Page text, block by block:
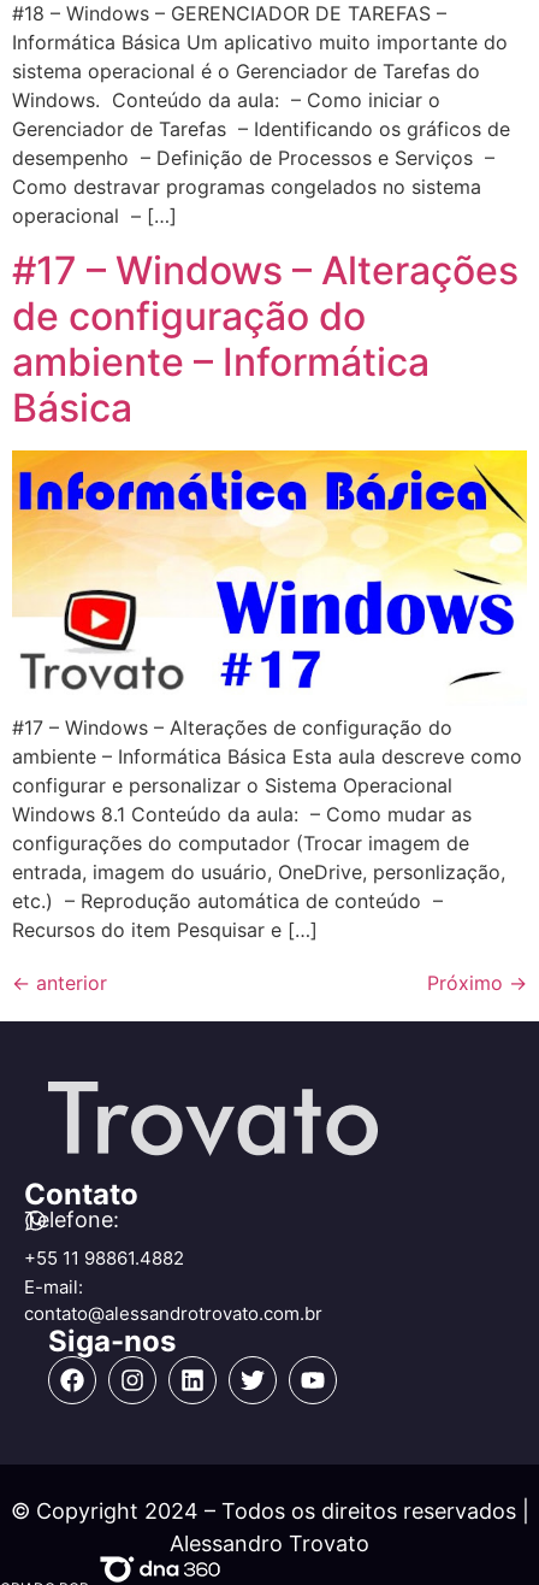
#18 – Windows – GERENCIADOR DE TAREFAS –
Informática Básica Um aplicativo muito importante do
sistema operacional é o Gerenciador de Tarefas do
Windows. Conteúdo da aula: – Como iniciar o
Gerenciador de Tarefas – Identificando os gráficos de
desempenho – Definição de Processos e Serviços –
Como destravar programas congelados no sistema
operacional – […]
#17 – Windows – Alterações
de configuração do
ambiente – Informática
Básica
#17 – Windows – Alterações de configuração do
ambiente – Informática Básica Esta aula descreve como
configurar e personalizar o Sistema Operacional
Windows 8.1 Conteúdo da aula: – Como mudar as
configurações do computador (Trocar imagem de
entrada, imagem do usuário, OneDrive, personlização,
etc.) – Reprodução automática de conteúdo –
Recursos do item Pesquisar e […]
← anterior Próximo →
Contato
Telefone:
+55 11 98861.4882
E-mail:
contato@alessandrotrovato.com.br
Siga-nos
© Copyright 2024 – Todos os direitos reservados |
Alessandro Trovato